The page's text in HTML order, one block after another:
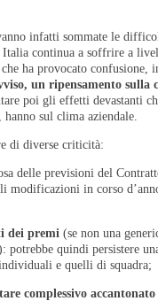
infatti sommate le
continua a soffrire a
ha provocato confusione,
un ripensamento sulla
poi gli effetti devastanti
sul clima aziendale.
di diverse criticità:
delle previsioni del
modificazioni in corso
dei premi (se non una
quindi persistere
e quelli di squadra;
complessivo accantonato